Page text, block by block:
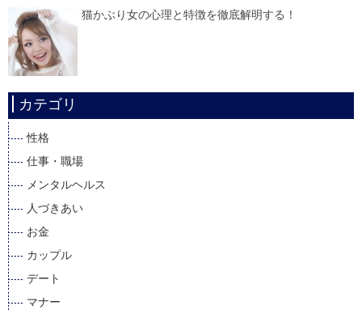
猫かぶり女の心理と特徴を徹底解明する！
カテゴリ
性格
仕事・職場
メンタルヘルス
人づきあい
お金
カップル
デート
マナー